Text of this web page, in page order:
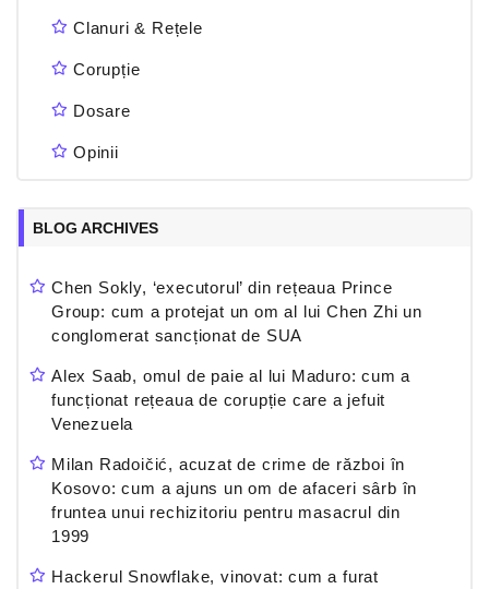
Clanuri & Rețele
Corupție
Dosare
Opinii
BLOG ARCHIVES
Chen Sokly, ‘executorul’ din rețeaua Prince
Group: cum a protejat un om al lui Chen Zhi un
conglomerat sancționat de SUA
Alex Saab, omul de paie al lui Maduro: cum a
funcționat rețeaua de corupție care a jefuit
Venezuela
Milan Radoičić, acuzat de crime de război în
Kosovo: cum a ajuns un om de afaceri sârb în
fruntea unui rechizitoriu pentru masacrul din
1999
Hackerul Snowflake, vinovat: cum a furat